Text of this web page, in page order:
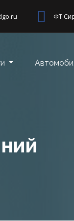
ФТ